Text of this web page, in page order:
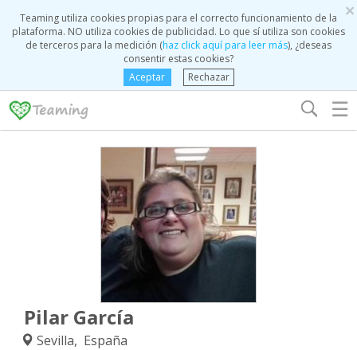
×
Teaming utiliza cookies propias para el correcto funcionamiento de la
plataforma. NO utiliza cookies de publicidad. Lo que sí utiliza son cookies
de terceros para la medición (haz click aquí para leer más), ¿deseas
consentir estas cookies?
Aceptar
Rechazar
☰
Pilar García
Sevilla, España